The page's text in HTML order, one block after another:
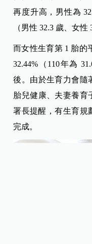
再度升高，男性為
（男性 32.3 歲、女性
而女性生育第 1 胎的
32.44%（110年為
後。由於生育力會隨
胎兒健康、夫妻養育
署長提醒，有生育規
完成。